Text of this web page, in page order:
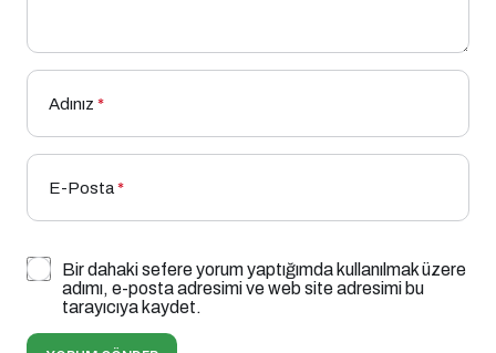
Adınız *
E-Posta*
Bir dahaki sefere yorum yaptığımda kullanılmak üzere
adımı, e-posta adresimi ve web site adresimi bu
tarayıcıya kaydet.